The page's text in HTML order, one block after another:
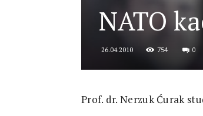
NATO
26.04.2010 754 0
Prof. dr. Nerzuk Ćurak